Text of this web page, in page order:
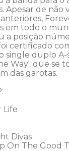
Apesar de não
em todo o
a posição
certificado
single duplo
Way', que se
das garotas.
Life
Divas
On The